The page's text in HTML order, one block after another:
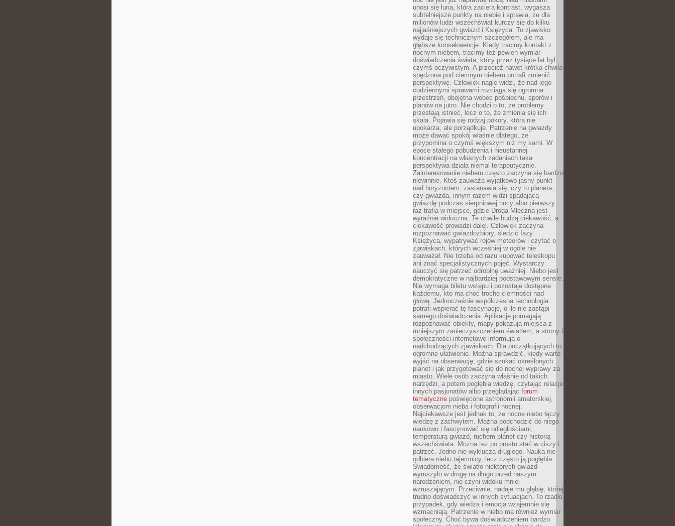
unosi się łuna, która zaciera kontrast, wygasza
subtelniejsze punkty na niebie i sprawia, że dla
milionów ludzi wszechświat kurczy się do kilku
najjaśniejszych gwiazd i Księżyca. To zjawisko
wydaje się technicznym szczegółem, ale ma
głębsze konsekwencje. Kiedy tracimy kontakt z
nocnym niebem, tracimy też pewien wymiar
doświadczenia świata, który przez tysiące lat był
czymś oczywistym. A przecież nawet krótka chwila
spędzona pod ciemnym niebem potrafi zmienić
perspektywę. Człowiek nagle widzi, że nad jego
codziennymi sprawami rozciąga się ogromna
przestrzeń, obojętna wobec pośpiechu, sporów i
planów na jutro. Nie chodzi o to, że problemy
przestają istnieć, lecz o to, że zmienia się ich
skala. Pojawia się rodzaj pokory, która nie
upokarza, ale porządkuje. Patrzenie na gwiazdy
może dawać spokój właśnie dlatego, że
przypomina o czymś większym niż my sami. W
epoce stałego pobudzenia i nieustannej
koncentracji na własnych zadaniach taka
perspektywa działa niemal terapeutycznie.
Zainteresowanie niebem często zaczyna się bardzo
niewinnie. Ktoś zauważa wyjątkowo jasny punkt
nad horyzontem, zastanawia się, czy to planeta,
czy gwiazda, innym razem widzi spadającą
gwiazdę podczas sierpniowej nocy albo pierwszy
raz trafia w miejsce, gdzie Droga Mleczna jest
wyraźnie widoczna. Te chwile budzą ciekawość, a
ciekawość prowadzi dalej. Człowiek zaczyna
rozpoznawać gwiazdozbiory, śledzić fazy
Księżyca, wypatrywać rojów meteorów i czytać o
zjawiskach, których wcześniej w ogóle nie
zauważał. Nie trzeba od razu kupować teleskopu
ani znać specjalistycznych pojęć. Wystarczy
nauczyć się patrzeć odrobinę uważniej. Niebo jest
demokratyczne w najbardziej podstawowym sensie.
Nie wymaga biletu wstępu i pozostaje dostępne
każdemu, kto ma choć trochę ciemności nad
głową. Jednocześnie współczesna technologia
potrafi wspierać tę fascynację, o ile nie zastąpi
samego doświadczenia. Aplikacje pomagają
rozpoznawać obiekty, mapy pokazują miejsca z
mniejszym zanieczyszczeniem światłem, a strony i
społeczności internetowe informują o
nadchodzących zjawiskach. Dla początkujących to
ogromne ułatwienie. Można sprawdzić, kiedy warto
wyjść na obserwację, gdzie szukać określonych
planet i jak przygotować się do nocnej wyprawy za
miasto. Wiele osób zaczyna właśnie od takich
narzędzi, a potem pogłębia wiedzę, czytając relacje
innych pasjonatów albo przeglądając forum
tematyczne poświęcone astronomii amatorskiej,
obserwacjom nieba i fotografii nocnej.
Najciekawsze jest jednak to, że nocne niebo łączy
wiedzę z zachwytem. Można podchodzić do niego
naukowo i fascynować się odległościami,
temperaturą gwiazd, ruchem planet czy historią
wszechświata. Można też po prostu stać w ciszy i
patrzeć. Jedno nie wyklucza drugiego. Nauka nie
odbiera niebu tajemnicy, lecz często ją pogłębia.
Świadomość, że światło niektórych gwiazd
wyruszyło w drogę na długo przed naszym
narodzeniem, nie czyni widoku mniej
wzruszającym. Przeciwnie, nadaje mu głębię, której
trudno doświadczyć w innych sytuacjach. To rzadki
przypadek, gdy wiedza i emocja wzajemnie się
wzmacniają. Patrzenie w niebo ma również wymiar
społeczny. Choć bywa doświadczeniem bardzo